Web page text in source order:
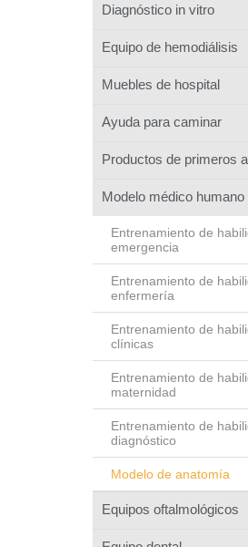
Diagnóstico in vitro
Equipo de hemodiálisis
Muebles de hospital
Ayuda para caminar
Productos de primeros
Modelo médico humano
Entrenamiento de
emergencia
Entrenamiento de
enfermería
Entrenamiento de
clínicas
Entrenamiento de
maternidad
Entrenamiento de
diagnóstico
Modelo de anatomía
Equipos oftalmológicos